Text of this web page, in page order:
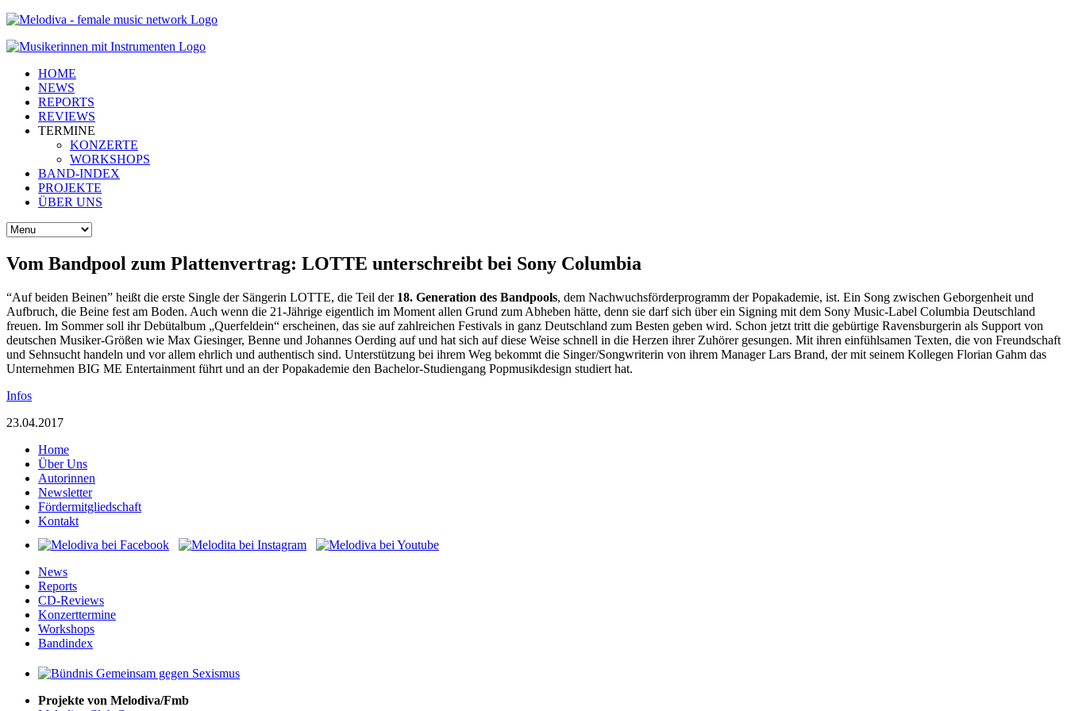
HOME
NEWS
REPORTS
REVIEWS
TERMINE
KONZERTE
WORKSHOPS
BAND-INDEX
PROJEKTE
ÜBER UNS
Vom Bandpool zum Plattenvertrag: LOTTE unterschreibt bei Sony Columbia
“Auf beiden Beinen” heißt die erste Single der Sängerin LOTTE, die Teil der 18. Generation des Bandpools, dem Nachwuchsförderprogramm der Popakademie, ist. Ein Song zwischen Geborgenheit und
Aufbruch, die Beine fest am Boden. Auch wenn die 21-Jährige eigentlich im Moment allen Grund zum Abheben hätte, denn sie darf sich über ein Signing mit dem Sony Music-Label Columbia Deutschland
freuen. Im Sommer soll ihr Debütalbum „Querfeldein“ erscheinen, das sie auf zahlreichen Festivals in ganz Deutschland zum Besten geben wird. Schon jetzt tritt die gebürtige Ravensburgerin als Support von
deutschen Musiker-Größen wie Max Giesinger, Benne und Johannes Oerding auf und hat sich auf diese Weise schnell in die Herzen ihrer Zuhörer gesungen. Mit ihren einfühlsamen Texten, die von Freundschaft
und Sehnsucht handeln und vor allem ehrlich und authentisch sind. Unterstützung bei ihrem Weg bekommt die Singer/Songwriterin von ihrem Manager Lars Brand, der mit seinem Kollegen Florian Gahm das
Unternehmen BIG ME Entertainment führt und an der Popakademie den Bachelor-Studiengang Popmusikdesign studiert hat.
Infos
23.04.2017
Home
Über Uns
Autorinnen
Newsletter
Fördermitgliedschaft
Kontakt
News
Reports
CD-Reviews
Konzerttermine
Workshops
Bandindex
Projekte von Melodiva/Fmb